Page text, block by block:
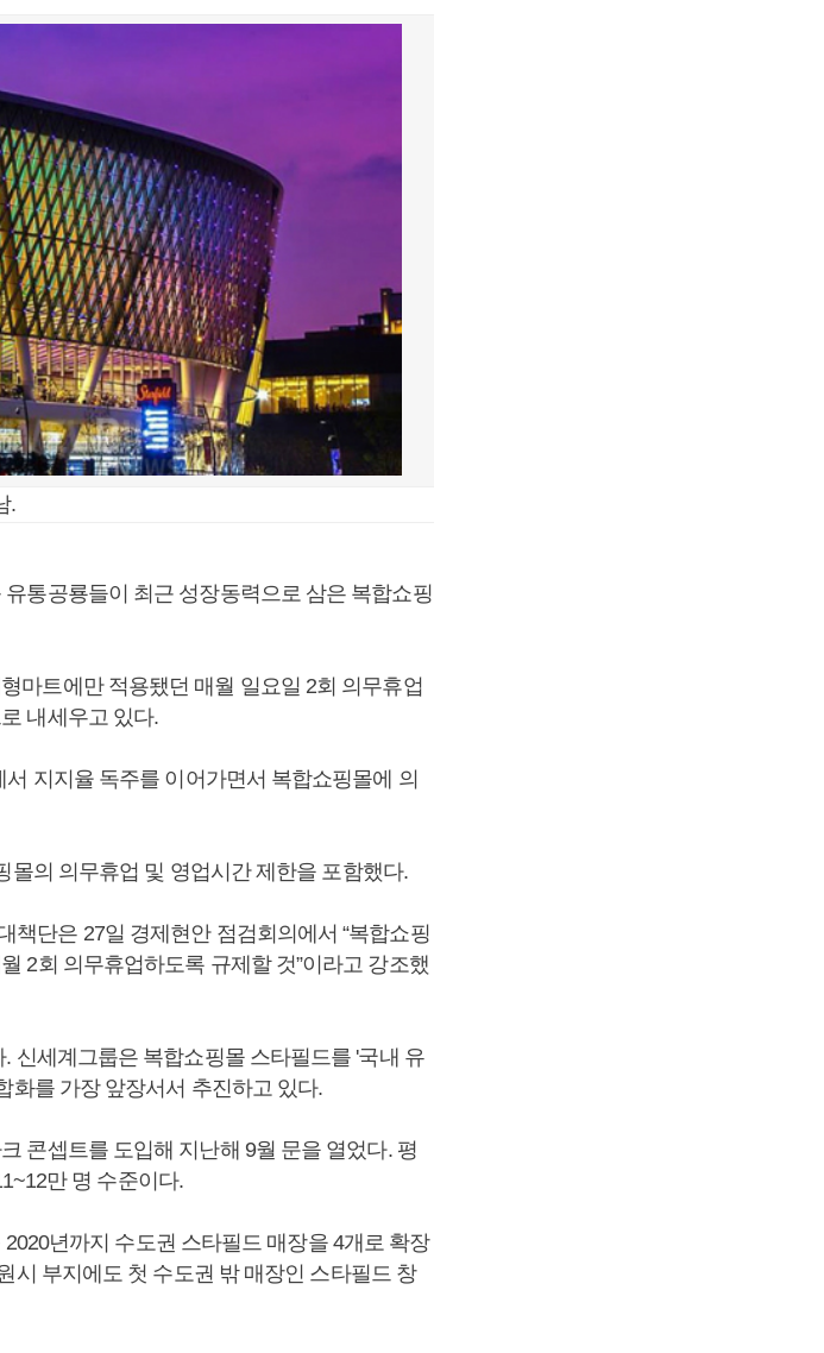
.
통공룡들이 최근 성장동력으로 삼은 복합쇼핑
마트에만 적용됐던 매월 일요일 2회 의무휴업
내세우고 있다.
지지율 독주를 이어가면서 복합쇼핑몰에 의
몰의 의무휴업 및 영업시간 제한을 포함했다.
책단은 27일 경제현안 점검회의에서 “복합쇼핑
2회 의무휴업하도록 규제할 것”이라고 강조했
신세계그룹은 복합쇼핑몰 스타필드를 '국내 유
화를 가장 앞장서서 추진하고 있다.
콘셉트를 도입해 지난해 9월 문을 열었다. 평
만 명 수준이다.
년까지 수도권 스타필드 매장을 4개로 확장
시 부지에도 첫 수도권 밖 매장인 스타필드 창